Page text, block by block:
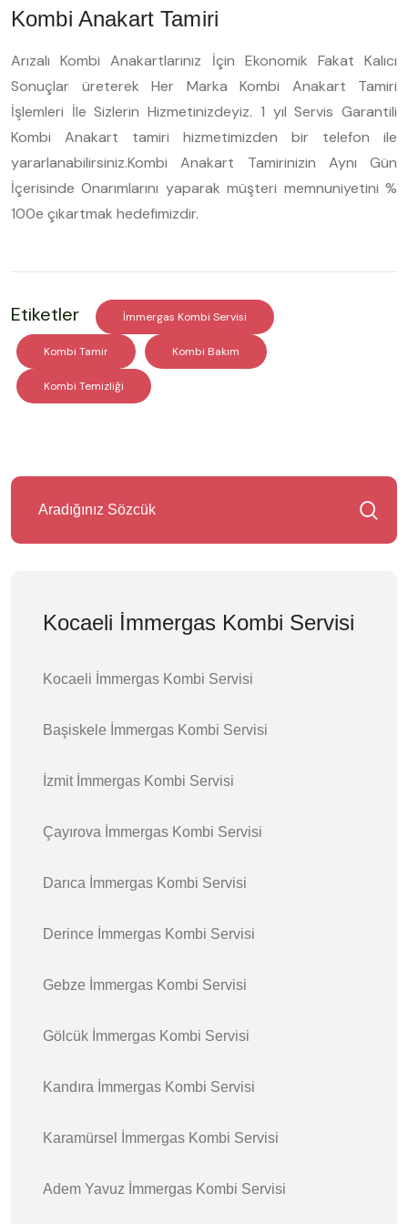
Kombi Anakart Tamiri
Arızalı Kombi Anakartlarınız İçin Ekonomik Fakat Kalıcı
Sonuçlar üreterek Her Marka Kombi Anakart Tamiri
İşlemleri İle Sizlerin Hizmetinizdeyiz. 1 yıl Servis Garantili
Kombi Anakart tamiri hizmetimizden bir telefon ile
yararlanabilirsiniz.Kombi Anakart Tamirinizin Aynı Gün
İçerisinde Onarımlarını yaparak müşteri memnuniyetini %
100e çıkartmak hedefimizdir.
Etiketler İmmergas Kombi Servisi
Kombi Tamir Kombi Bakım
Kombi Temizliği
Kocaeli İmmergas Kombi Servisi
Kocaeli İmmergas Kombi Servisi
Başiskele İmmergas Kombi Servisi
İzmit İmmergas Kombi Servisi
Çayırova İmmergas Kombi Servisi
Darıca İmmergas Kombi Servisi
Derince İmmergas Kombi Servisi
Gebze İmmergas Kombi Servisi
Gölcük İmmergas Kombi Servisi
Kandıra İmmergas Kombi Servisi
Karamürsel İmmergas Kombi Servisi
Adem Yavuz İmmergas Kombi Servisi